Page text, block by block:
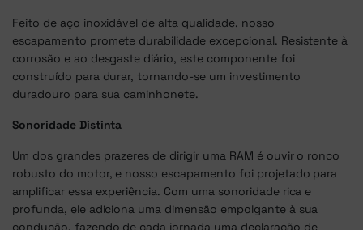
Feito de aço inoxidável de alta qualidade, nosso
escapamento promete durabilidade excepcional. Resistente à
corrosão e ao desgaste diário, este componente foi
construído para durar, tornando-se um investimento
duradouro para sua caminhonete.
Sonoridade Distinta
Um dos grandes prazeres de dirigir uma RAM é ouvir o ronco
robusto do motor, e nosso escapamento foi projetado para
amplificar essa experiência. Com uma sonoridade rica e
profunda, ele adiciona uma dimensão empolgante à sua
condução, fazendo de cada jornada uma declaração de